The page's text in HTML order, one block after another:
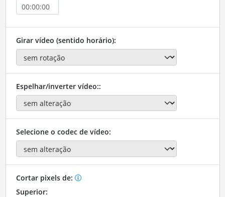
Girar vídeo (sentido horário):
Espelhar/inverter vídeo::
Selecione o codec de vídeo:
Cortar pixels de:
Superior: